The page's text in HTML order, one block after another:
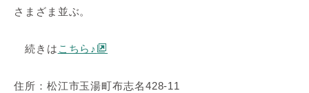
さまざま並ぶ。
続きは こちら♪
住所：松江市玉湯町布志名428-11